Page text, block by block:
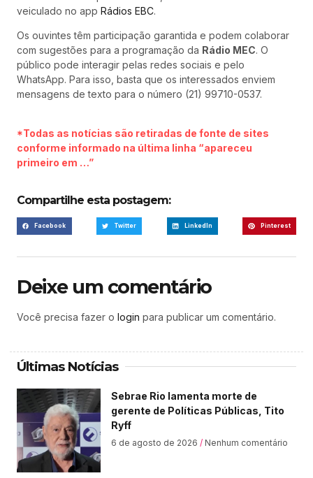
veiculado no app Rádios EBC.
Os ouvintes têm participação garantida e podem colaborar
com sugestões para a programação da Rádio MEC. O
público pode interagir pelas redes sociais e pelo
WhatsApp. Para isso, basta que os interessados enviem
mensagens de texto para o número (21) 99710-0537.
*Todas as notícias são retiradas de fonte de sites
conforme informado na última linha “apareceu
primeiro em …”
Compartilhe esta postagem:
Facebook Twitter LinkedIn Pinterest
Deixe um comentário
Você precisa fazer o login para publicar um comentário.
Últimas Notícias
Sebrae Rio lamenta morte de
gerente de Políticas Públicas, Tito
Ryff
6 de agosto de 2026 Nenhum comentário